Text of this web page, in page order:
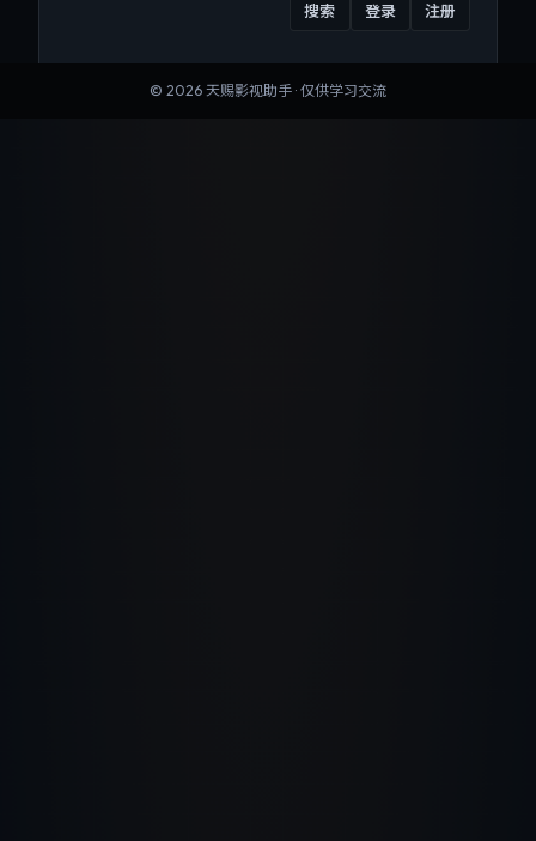
搜索 登录 注册
© 2026 天赐影视助手 · 仅供学习交流